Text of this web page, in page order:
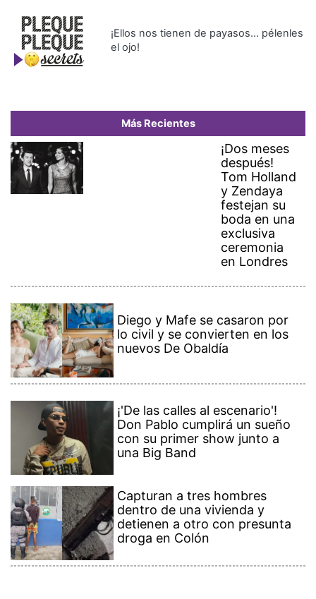
¡Ellos nos tienen de payasos… pélenles
el ojo!
Más Recientes
¡Dos meses
después!
Tom Holland
y Zendaya
festejan su
boda en una
exclusiva
ceremonia
en Londres
Diego y Mafe se casaron por
lo civil y se convierten en los
nuevos De Obaldía
¡'De las calles al escenario'!
Don Pablo cumplirá un sueño
con su primer show junto a
una Big Band
Capturan a tres hombres
dentro de una vivienda y
detienen a otro con presunta
droga en Colón